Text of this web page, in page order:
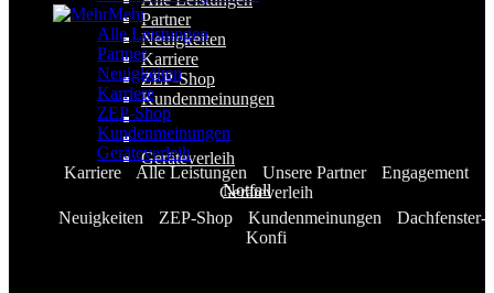
Partner
Neuigkeiten
Karriere
ZEP-Shop
Kundenmeinungen
Geräteverleih
Karriere Alle Leistungen Unsere Partner
Engagement
Geräteverleih
Neuigkeiten
ZEP-Shop Kundenmeinungen
Dachfenster-
Konfi
Mehr
Alle Leistungen
Partner
Neuigkeiten
Karriere
ZEP-Shop
Kundenmeinungen
Geräteverleih
Notfall